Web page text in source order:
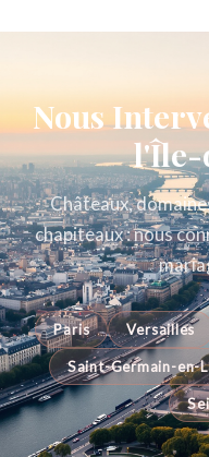
Nous
l'Île-
Châteaux,
chapiteaux : nous
Paris Versailles
Saint-Germain-en-